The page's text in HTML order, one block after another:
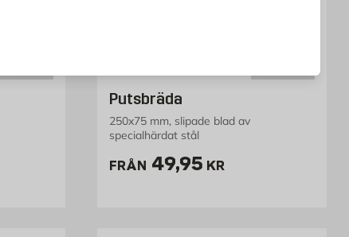
Putsbräda
250x75 mm, slipade blad av
specialhärdat stål
FRÅN Pris 49.95 kr
49,95 KR